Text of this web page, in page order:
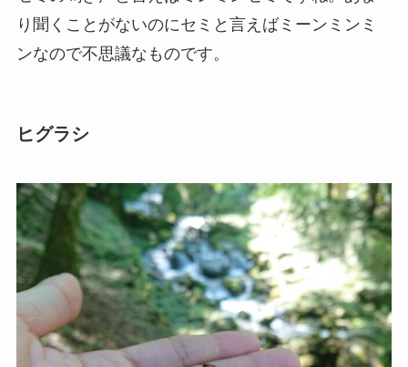
り聞くことがないのにセミと言えばミーンミンミ
ンなので不思議なものです。
ヒグラシ